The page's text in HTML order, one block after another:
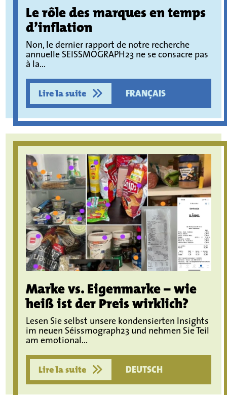
Le rôle des marques en temps
d’inflation
Non, le dernier rapport de notre recherche
annuelle SEISSMOGRAPH23 ne se consacre pas
à la...
Lire la suite
FRANÇAIS
Marke vs. Eigenmarke – wie
heiß ist der Preis wirklich?
Lesen Sie selbst unsere kondensierten Insights
im neuen Séissmograph23 und nehmen Sie Teil
am emotional...
Lire la suite
DEUTSCH